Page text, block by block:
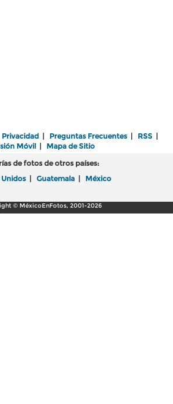
Privacidad | Preguntas Frecuentes | RSS |
Móvil| Mapa de Sitio
de fotos de otros países:
Unidos | Guatemala | México
© MéxicoEnFotos, 2001-2026